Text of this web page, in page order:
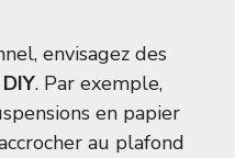
envisagez des
. Par exemple,
en papier
au plafond